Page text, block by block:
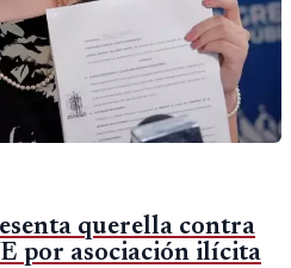
querella contra
por asociación ilícita